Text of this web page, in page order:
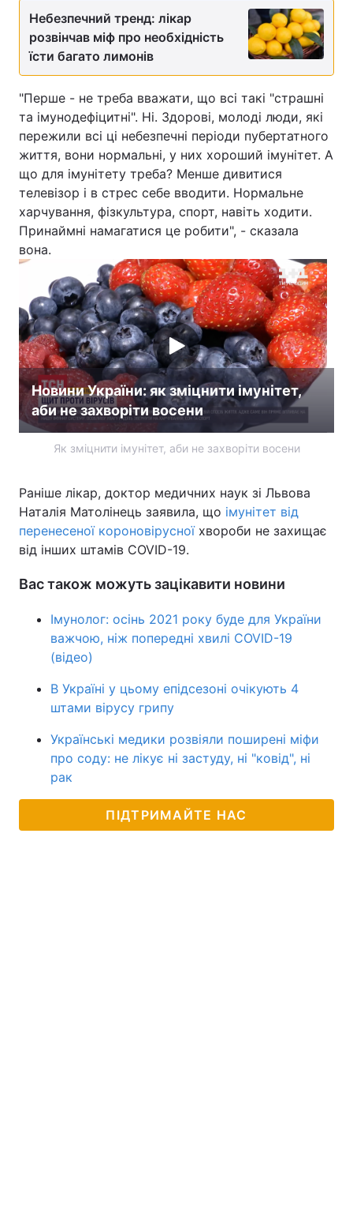
Техно і зв'язок Лайт
Здоров'я Туризм
Цікавинки Погода
Екологія Регіони
Лонгріди
Відео з Youtube
Інтерв'ю Думки
Архів Вакансії
Контакти
Послуги
Тема оформлення
Небезпечний тренд: лікар
розвінчав міф про необхідність
їсти багато лимонів
"Перше - не треба вважати, що всі такі "страшні
та імунодефіцитні". Ні. Здорові, молоді люди, які
пережили всі ці небезпечні періоди пубертатного
життя, вони нормальні, у них хороший імунітет. А
що для імунітету треба? Менше дивитися
телевізор і в стрес себе вводити. Нормальне
харчування, фізкультура, спорт, навіть ходити.
Принаймні намагатися це робити", - сказала
вона.
Новини України: як зміцнити імунітет,
аби не захворіти восени
Як зміцнити імунітет, аби не захворіти восени
Раніше лікар, доктор медичних наук зі Львова
Наталія Матолінець заявила, що імунітет від
перенесеної короновірусноїхвороби не захищає
від інших штамів COVID-19.
Вас також можуть зацікавити новини
Імунолог: осінь 2021 року буде для України
важчою, ніж попередні хвилі COVID-19
(відео)
В Україні у цьому епідсезоні очікують 4
штами вірусу грипу
Українські медики розвіяли поширені міфи
про соду: не лікує ні застуду, ні "ковід", ні
рак
ПІДТРИМАЙТЕ НАС